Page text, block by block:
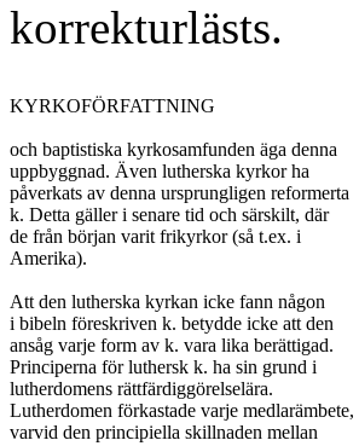
korrekturlästs.
KYRKOFÖRFATTNING
och baptistiska kyrkosamfunden äga denna
uppbyggnad. Även lutherska kyrkor ha
påverkats av denna ursprungligen reformerta
k. Detta gäller i senare tid och särskilt, där
de från början varit frikyrkor (så t.ex. i
Amerika).
Att den lutherska kyrkan icke fann någon
i bibeln föreskriven k. betydde icke att den
ansåg varje form av k. vara lika berättigad.
Principerna för luthersk k. ha sin grund i
lutherdomens rättfärdiggörelselära.
Lutherdomen förkastade varje medlarämbete,
varvid den principiella skillnaden mellan